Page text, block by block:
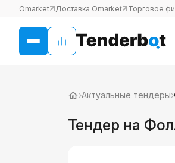
Omarket Доставка Omarket Торговое
›Актуальные тендеры›
Тендер на